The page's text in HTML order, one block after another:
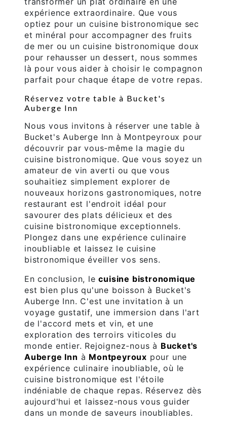
expérience extraordinaire. Que vous
optiez pour un cuisine bistronomique sec
et minéral pour accompagner des fruits
de mer ou un cuisine bistronomique doux
pour rehausser un dessert, nous sommes
là pour vous aider à choisir le compagnon
parfait pour chaque étape de votre repas.
Réservez votre table à Bucket's
Auberge Inn
Nous vous invitons à réserver une table à
Bucket's Auberge Inn à Montpeyroux pour
découvrir par vous-même la magie du
cuisine bistronomique. Que vous soyez un
amateur de vin averti ou que vous
souhaitiez simplement explorer de
nouveaux horizons gastronomiques, notre
restaurant est l'endroit idéal pour
savourer des plats délicieux et des
cuisine bistronomique exceptionnels.
Plongez dans une expérience culinaire
inoubliable et laissez le cuisine
bistronomique éveiller vos sens.
En conclusion, lecuisine bistronomique
est bien plus qu'une boisson à Bucket's
Auberge Inn. C'est une invitation à un
voyage gustatif, une immersion dans l'art
de l'accord mets et vin, et une
exploration des terroirs viticoles du
monde entier. Rejoignez-nous à Bucket's
Auberge Inn à Montpeyroux pour une
expérience culinaire inoubliable, où le
cuisine bistronomique est l'étoile
indéniable de chaque repas. Réservez dès
aujourd'hui et laissez-nous vous guider
dans un monde de saveurs inoubliables.